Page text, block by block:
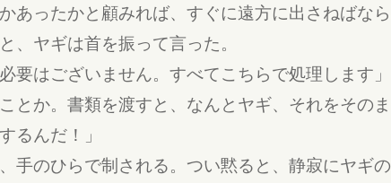
あったかと顧みれば、すぐに遠方に出さねばな
、ヤギは首を振って言った。
要はございません。すべてこちらで処理します」
とか。書類を渡すと、なんとヤギ、それをその
るんだ！」
手のひらで制される。つい黙ると、静寂にヤギの